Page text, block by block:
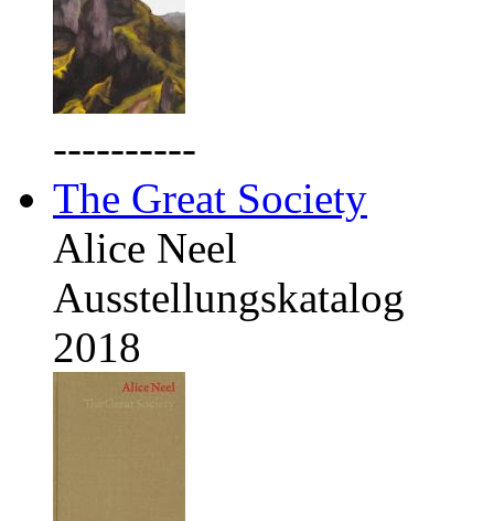
----------
The Great Society
Alice Neel
Ausstellungskatalog
2018